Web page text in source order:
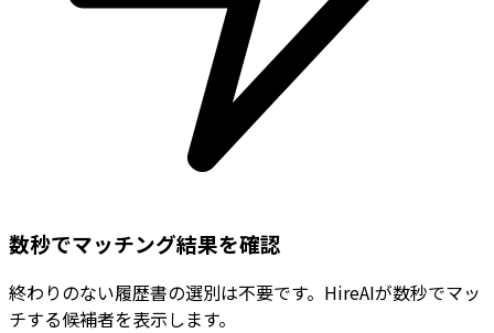
数秒でマッチング結果を確認
終わりのない履歴書の選別は不要です。HireAIが数秒でマッ
チする候補者を表示します。